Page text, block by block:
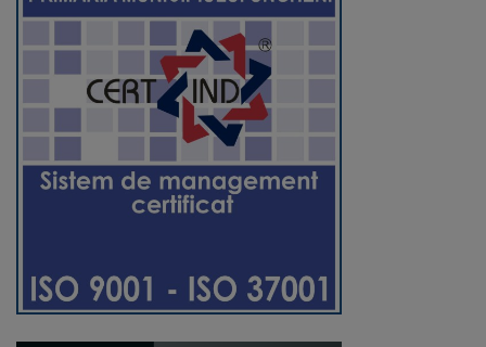
de
Excelență
Ungheniul
turistic
turistice
Sculpturi